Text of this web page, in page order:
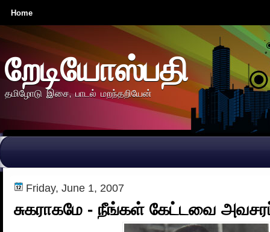
Home
றேடியோஸ்பதி
தமிழோடு இசை, பாடல் மறந்தறியேன்
Friday, June 1, 2007
சுகராகமே - நீங்கள் கேட்டவை அவசரப்